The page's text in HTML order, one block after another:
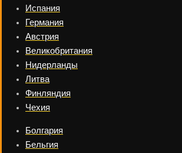
Испания
Германия
Австрия
Великобритания
Нидерланды
Литва
Финляндия
Чехия
Болгария
Бельгия